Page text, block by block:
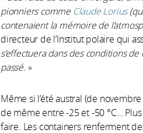
pionniers comme Claude Lorius
contenaient la mémoire de
directeur de l’Institut polaire qui
s’effectuera dans des conditions
passé. »
Même si l’été austral (de
de même entre -25 et -50 °C…
faire. Les containers renferment